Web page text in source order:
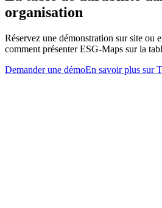
organisation
Réservez une démonstration sur site ou
comment présenter ESG-Maps sur la
Demander une démoEn savoir plus sur